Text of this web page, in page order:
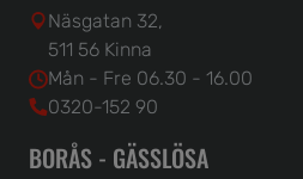
Näsgatan 32,
511 56 Kinna
Mån - Fre 06.30 - 16.00
0320-152 90
BORÅS - GÄSSLÖSA